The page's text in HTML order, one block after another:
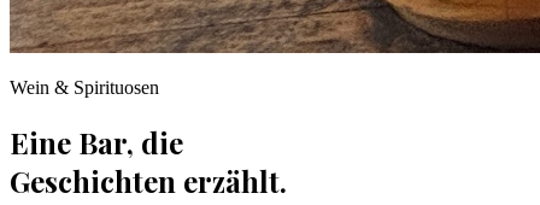
Wein & Spirituosen
Eine Bar, die
Geschichten erzählt.